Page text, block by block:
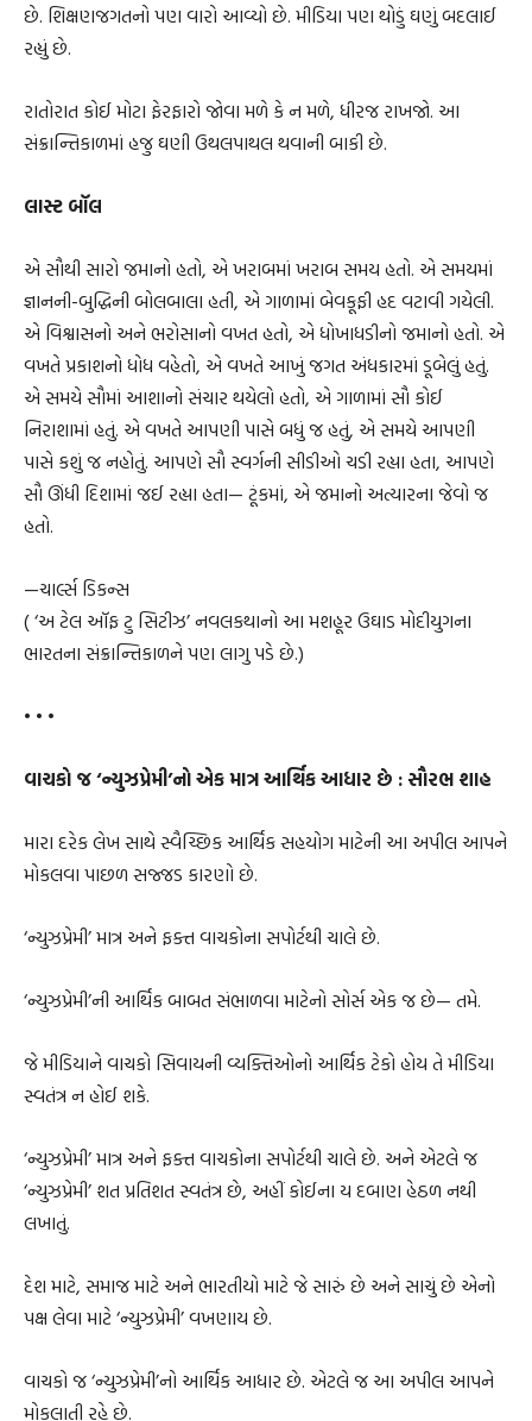
છે. શિક્ષણજગતનો પણ વારો આવ્યો છે. મીડિયા પણ થોડું ઘણું બદલાઈ
રહ્યું છે.
રાતોરાત કોઈ મોટા ફેરફારો જોવા મળે કે ન મળે, ધીરજ રાખજો. આ
સંક્રાન્તિકાળમાં હજુ ઘણી ઉથલપાથલ થવાની બાકી છે.
લાસ્ટ બૉલ
એ સૌથી સારો જમાનો હતો, એ ખરાબમાં ખરાબ સમય હતો. એ સમયમાં
જ્ઞાનની-બુદ્ધિની બોલબાલા હતી, એ ગાળામાં બેવકૂફી હદ વટાવી ગયેલી.
એ વિશ્વાસનો અને ભરોસાનો વખત હતો, એ ધોખાધડીનો જમાનો હતો. એ
વખતે પ્રકાશનો ધોધ વહેતો, એ વખતે આખું જગત અંધકારમાં ડૂબેલું હતું.
એ સમયે સૌમાં આશાનો સંચાર થયેલો હતો, એ ગાળામાં સૌ કોઈ
નિરાશામાં હતું. એ વખતે આપણી પાસે બધું જ હતું, એ સમયે આપણી
પાસે કશું જ નહોતું. આપણે સૌ સ્વર્ગની સીડીઓ ચડી રહ્યા હતા, આપણે
સૌ ઊંધી દિશામાં જઈ રહ્યા હતા— ટૂંકમાં, એ જમાનો અત્યારના જેવો જ
હતો.
—ચાર્લ્સ ડિકન્સ
( ‘અ ટેલ ઑફ ટુ સિટીઝ’ નવલકથાનો આ મશહૂર ઉઘાડ મોદીયુગના
ભારતના સંક્રાન્તિકાળને પણ લાગુ પડે છે.)
• • •
વાચકો જ ‘ન્યુઝપ્રેમી’નો એક માત્ર આર્થિક આધાર છે : સૌરભ શાહ
મારા દરેક લેખ સાથે સ્વૈચ્છિક આર્થિક સહયોગ માટેની આ અપીલ આપને
મોકલવા પાછળ સજ્જડ કારણો છે.
‘ન્યુઝપ્રેમી’ માત્ર અને ફક્ત વાચકોના સપોર્ટથી ચાલે છે.
‘ન્યુઝપ્રેમી’ની આર્થિક બાબત સંભાળવા માટેનો સોર્સ એક જ છે— તમે.
જે મીડિયાને વાચકો સિવાયની વ્યક્તિઓનો આર્થિક ટેકો હોય તે મીડિયા
સ્વતંત્ર ન હોઈ શકે.
‘ન્યુઝપ્રેમી’ માત્ર અને ફક્ત વાચકોના સપોર્ટથી ચાલે છે. અને એટલે જ
‘ન્યુઝપ્રેમી’ શત પ્રતિશત સ્વતંત્ર છે, અહીં કોઈના ય દબાણ હેઠળ નથી
લખાતું.
દેશ માટે, સમાજ માટે અને ભારતીયો માટે જે સારું છે અને સાચું છે એનો
પક્ષ લેવા માટે ‘ન્યુઝપ્રેમી’ વખણાય છે.
વાચકો જ ‘ન્યુઝપ્રેમી’નો આર્થિક આધાર છે. એટલે જ આ અપીલ આપને
મોકલાતી રહે છે.